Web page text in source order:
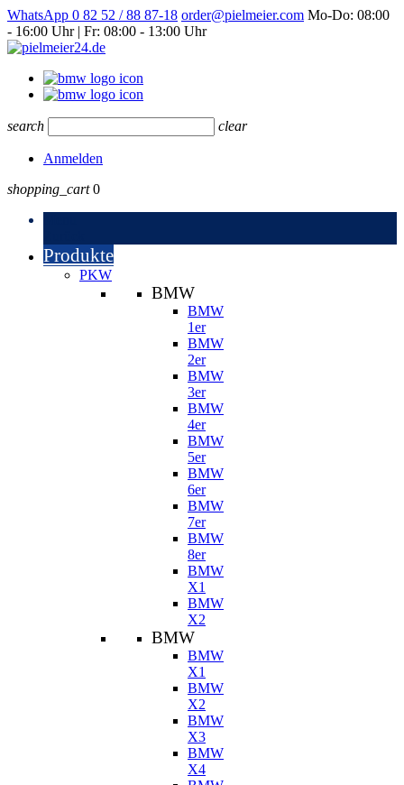
WhatsApp 0 82 52 / 88 87-18 order@pielmeier.com Mo-Do: 08:00
- 16:00 Uhr | Fr: 08:00 - 13:00 Uhr
search clear
Anmelden
shopping_cart 0
Produkte
PKW
BMW
BMW
1er
BMW
2er
BMW
3er
BMW
4er
BMW
5er
BMW
6er
BMW
7er
BMW
8er
BMW
X1
BMW
X2
BMW
BMW
X1
BMW
X2
BMW
X3
BMW
X4